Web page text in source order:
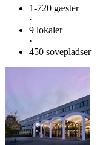
1-720 gæster
·
9 lokaler
·
450 sovepladser